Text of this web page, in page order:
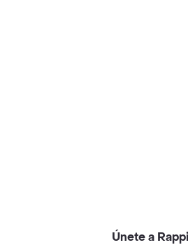
Únete a Rappi